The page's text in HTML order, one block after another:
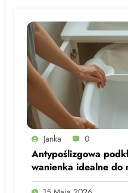
Janka 0
Antypoślizgowa
wanienka idealne do
maluchem